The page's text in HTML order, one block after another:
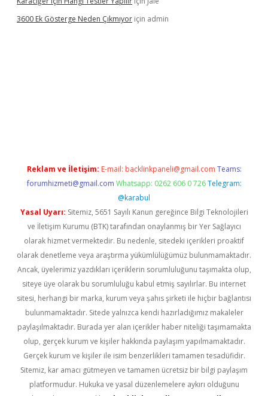
3600 Ek Gösterge Neden Çıkmıyor için admin
Reklam ve İletişim: E-mail: backlinkpaneli@gmail.com Teams:
forumhizmeti@gmail.com Whatsapp: 0262 606 0 726 Telegram:
@karabul
Yasal Uyarı: Sitemiz, 5651 Sayılı Kanun gereğince Bilgi Teknolojileri
ve İletişim Kurumu (BTK) tarafından onaylanmış bir Yer Sağlayıcı
olarak hizmet vermektedir. Bu nedenle, sitedeki içerikleri proaktif
olarak denetleme veya araştırma yükümlülüğümüz bulunmamaktadır.
Ancak, üyelerimiz yazdıkları içeriklerin sorumluluğunu taşımakta olup,
siteye üye olarak bu sorumluluğu kabul etmiş sayılırlar. Bu internet
sitesi, herhangi bir marka, kurum veya şahıs şirketi ile hiçbir bağlantısı
bulunmamaktadır. Sitede yalnızca kendi hazırladığımız makaleler
paylaşılmaktadır. Burada yer alan içerikler haber niteliği taşımamakta
olup, gerçek kurum ve kişiler hakkında paylaşım yapılmamaktadır.
Gerçek kurum ve kişiler ile isim benzerlikleri tamamen tesadüfidir.
Sitemiz, kar amacı gütmeyen ve tamamen ücretsiz bir bilgi paylaşım
platformudur. Hukuka ve yasal düzenlemelere aykırı olduğunu